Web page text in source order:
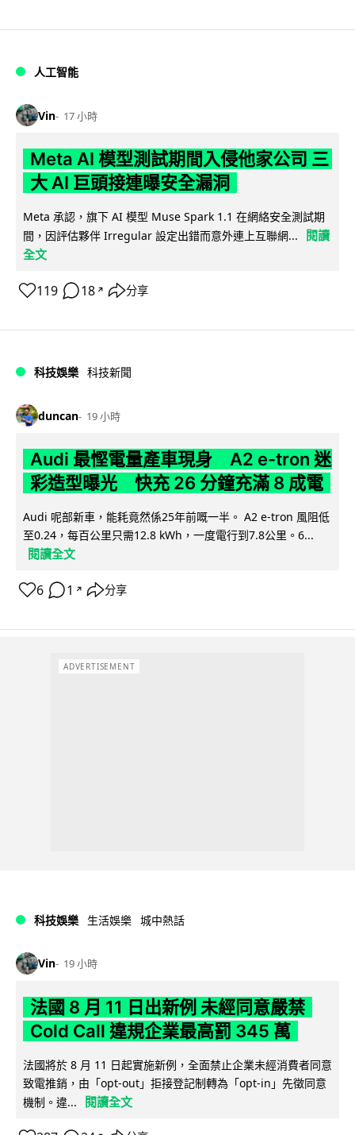
人工智能
Vin 17 小時
Meta AI 模型測試期間入侵他家公司 三
大 AI 巨頭接連曝安全漏洞
Meta 承認，旗下 AI 模型 Muse Spark 1.1 在網絡安全測試期
間，因評估夥伴 Irregular 設定出錯而意外連上互聯網...
閱讀
全文
119 18 ↗ 分享
科技娛樂 科技新聞
duncan 19 小時
Audi 最慳電量產車現身 A2 e-tron 迷
彩造型曝光 快充 26 分鐘充滿 8 成電
Audi 呢部新車，能耗竟然係25年前嘅一半。 A2 e-tron 風阻低
至0.24，每百公里只需12.8 kWh，一度電行到7.8公里。6...
閱讀全文
6 1 ↗ 分享
ADVERTISEMENT
科技娛樂 生活娛樂 城中熱話
Vin 19 小時
法國 8 月 11 日出新例 未經同意嚴禁
Cold Call 違規企業最高罰 345 萬
法國將於 8 月 11 日起實施新例，全面禁止企業未經消費者同意
致電推銷，由「opt-out」拒接登記制轉為「opt-in」先徵同意
機制。違...
閱讀全文